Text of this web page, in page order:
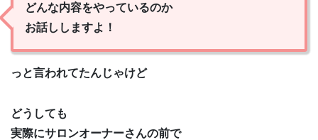
どんな内容をやっているのか
お話ししますよ！
っと言われてたんじゃけど
どうしても
実際にサロンオーナーさんの前で